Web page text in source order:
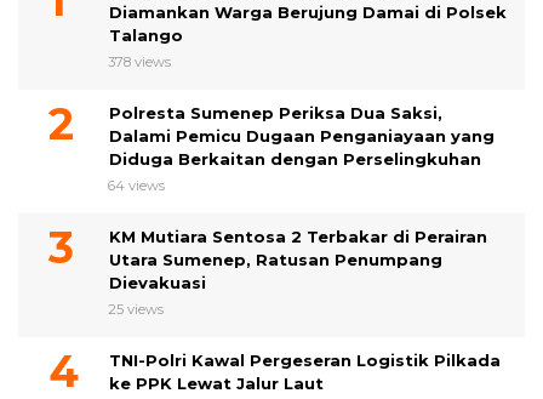
Diamankan Warga Berujung Damai di Polsek
Talango
378 views
Polresta Sumenep Periksa Dua Saksi,
Dalami Pemicu Dugaan Penganiayaan yang
Diduga Berkaitan dengan Perselingkuhan
64 views
KM Mutiara Sentosa 2 Terbakar di Perairan
Utara Sumenep, Ratusan Penumpang
Dievakuasi
25 views
TNI-Polri Kawal Pergeseran Logistik Pilkada
ke PPK Lewat Jalur Laut